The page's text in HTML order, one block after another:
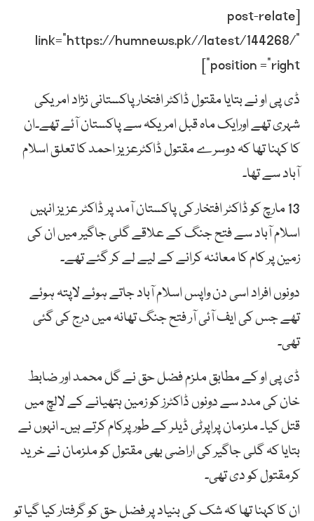
[post-relate
link=”https://humnews.pk//latest/144268/”
position =”right”]
ڈی پی او نے بتایا مقتول ڈاکٹر افتخار پاکستانی نژاد امریکی
شہری تھے اورایک ماہ قبل امریکہ سے پاکستان آئے تھے۔ان
کا کہنا تھا کہ دوسرے مقتول ڈاکٹرعزیز احمد کا تعلق اسلام
آباد سے تھا۔
13 مارچ کو ڈاکٹر افتخار کی پاکستان آمد پر ڈاکٹر عزیز انہیں
اسلام آباد سے فتح جنگ کے علاقے گلی جاگیر میں ان کی
زمین پر کام کا معائنہ کرانے کے لیے لے کر گئے تھے۔
دونوں افراد اسی دن واپس اسلام آباد جاتے ہوئے لاپتہ ہوئے
تھے جس کی ایف آئی آر فتح جنگ تھانہ میں درج کی گئی
تھی۔
ڈی پی او کے مطابق ملزم فضل حق نے گل محمد اور ضابط
خان کی مدد سے دونوں ڈاکٹرز کو زمین ہتھیانے کے لالچ میں
قتل کیا۔ ملزمان پراپرٹی ڈیلر کے طور پرکام کرتے ہیں۔ انہوں نے
بتایا کہ گلی جاگیر کی اراضی بھی مقتول کو ملزمان نے خرید
کرمقتول کو دی تھی۔
ان کا کہنا تھا کہ شک کی بنیاد پر فضل حق کو گرفتار کیا گیا تو